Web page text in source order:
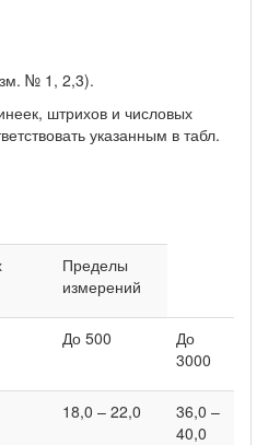
№ 1, 2,3).
штрихов и числовых
указанным в табл.
Пределы
измерений
До 500
До
3000
18,0 – 22,0
36,0 –
40,0